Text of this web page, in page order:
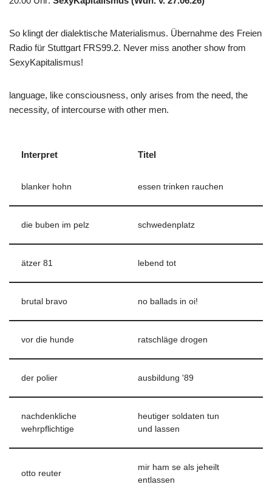
So klingt der dialektische Materialismus. Übernahme des Freien
Radio für Stuttgart FRS99.2. Never miss another show from
SexyKapitalismus!
language, like consciousness, only arises from the need, the
necessity, of intercourse with other men.
Interpret Titel
blanker hohn essen trinken rauchen
die buben im pelz schwedenplatz
ätzer 81 lebend tot
brutal bravo no ballads in oi!
vor die hunde ratschläge drogen
der polier ausbildung '89
nachdenkliche
wehrpflichtige
heutiger soldaten tun
und lassen
otto reuter
mir ham se als jeheilt
entlassen